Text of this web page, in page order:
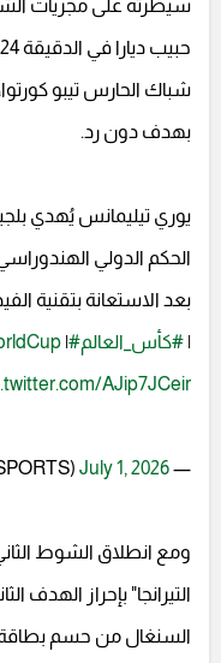
سيطرته على مجريات
شباك الحارس تيبو
بهدف دون رد.
يوري تيليمانس يُهدي
الحكم الدولي
بعد الاستعانة بتقنية
| #كأس_العالم#FIFAWorldCup2026
|
AJip7JCeir
— beIN SPORTS (@beINSPORTS)
July 1, 2026
ومع انطلاق الشوط
السنغال من حسم بطاقة